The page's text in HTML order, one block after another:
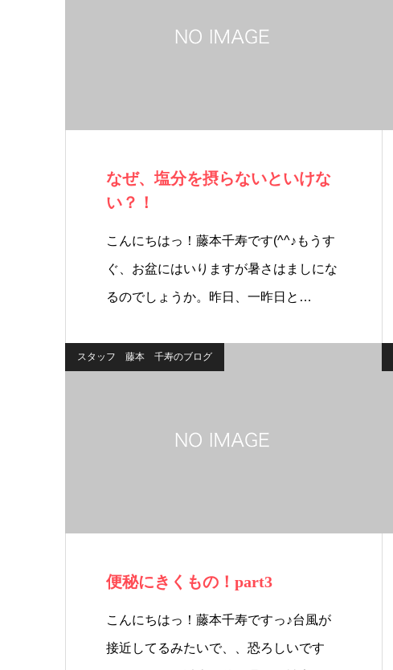
なぜ、塩分を摂らないといけな
い？！
こんにちはっ！藤本千寿です(^^♪もうす
ぐ、お盆にはいりますが暑さはましにな
るのでしょうか。昨日、一昨日と…
スタッフ 藤本 千寿のブログ
便秘にきくもの！part3
こんにちはっ！藤本千寿ですっ♪台風が
接近してるみたいで、、恐ろしいです